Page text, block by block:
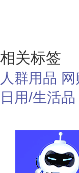
相关标签
人群用品
日用/生活品